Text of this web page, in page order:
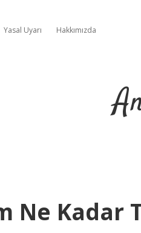
Yasal Uyarı Hakkımızda
Ne Kadar